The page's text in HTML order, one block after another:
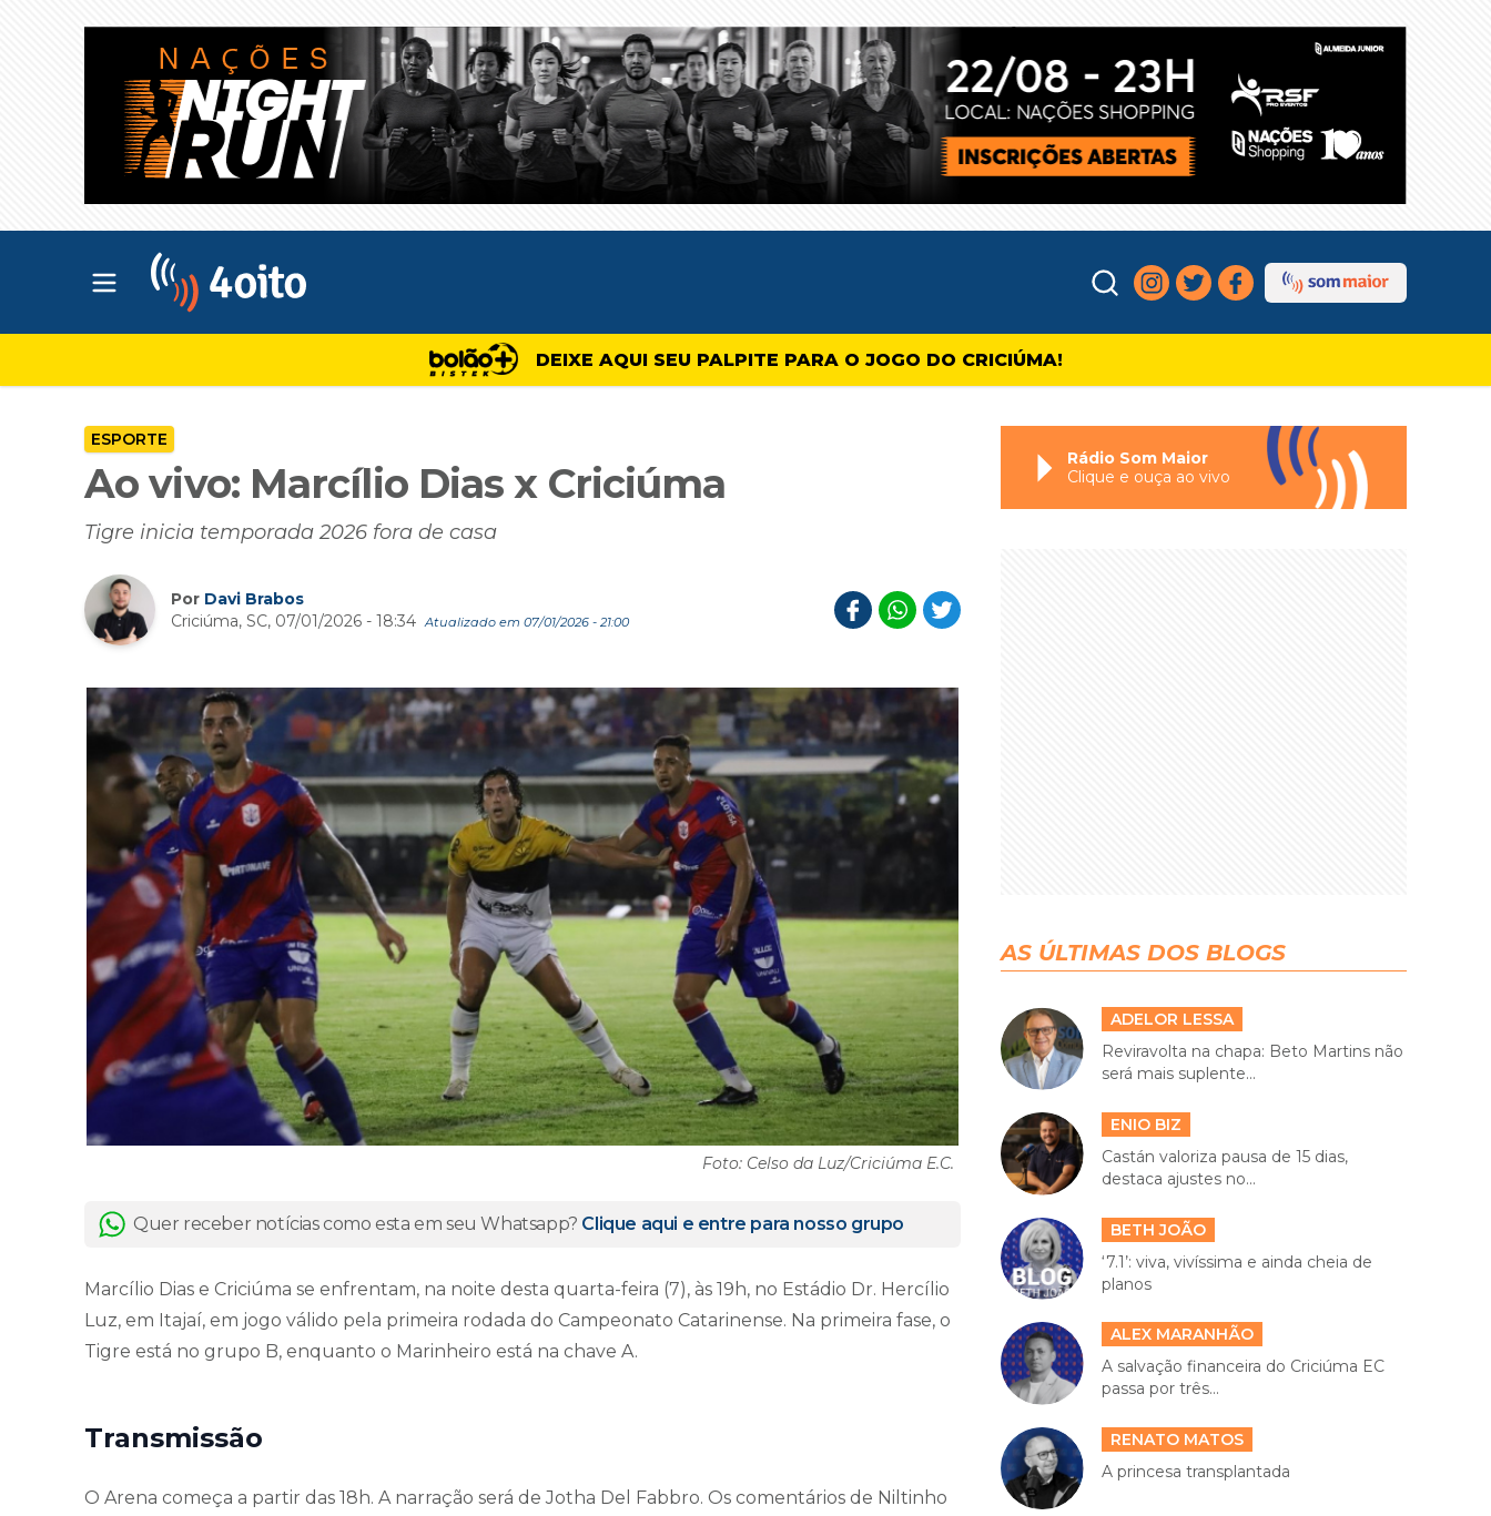
Abrir menu principal
DEIXE AQUI SEU PALPITE PARA O JOGO DO CRICIÚMA!
ESPORTE
Ao vivo: Marcílio Dias x Criciúma
Tigre inicia temporada 2026 fora de casa
Por Davi Brabos
Criciúma, SC, 07/01/2026 - 18:34 Atualizado em 07/01/2026 - 21:00
Foto: Celso da Luz/Criciúma E.C.
Quer receber notícias como esta em seu Whatsapp? Clique aqui e entre para nosso grupo
Marcílio Dias e Criciúma se enfrentam, na noite desta quarta-feira (7), às 19h, no Estádio Dr. Hercílio
Luz, em Itajaí, em jogo válido pela primeira rodada do Campeonato Catarinense. Na primeira fase, o
Tigre está no grupo B, enquanto o Marinheiro está na chave A.
Transmissão
O Arena começa a partir das 18h. A narração será de Jotha Del Fabbro. Os comentários de Niltinho
Rádio Som Maior
Clique e ouça ao vivo
AS ÚLTIMAS DOS BLOGS
ADELOR LESSA
Reviravolta na chapa: Beto Martins não
será mais suplente...
ENIO BIZ
Castán valoriza pausa de 15 dias,
destaca ajustes no...
BETH JOÃO
‘7.1’: viva, vivíssima e ainda cheia de
planos
ALEX MARANHÃO
A salvação financeira do Criciúma EC
passa por três...
RENATO MATOS
A princesa transplantada